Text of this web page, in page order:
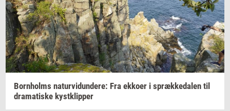
Born­holms na­tur­vi­dun­de­re: Fra ek­ko­er i spræk­ke­da­len til
dra­ma­ti­ske kyst­klip­per